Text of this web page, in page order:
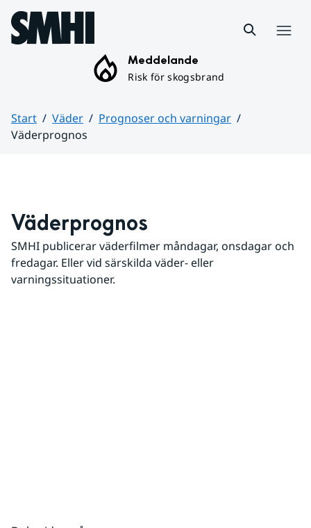
Hoppa till sidans innehåll
Meddelande
Risk för skogsbrand
Start Väder
Prognoser och varningar
Väderprognos
Väderprognos
SMHI publicerar väderfilmer måndagar, onsdagar och
fredagar. Eller vid särskilda väder- eller
varningssituationer.